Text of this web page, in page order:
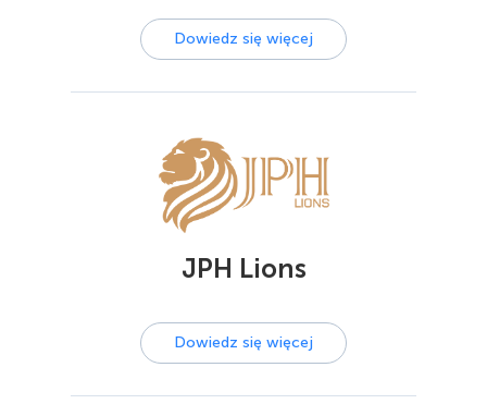
Dowiedz się więcej
JPH Lions
Dowiedz się więcej